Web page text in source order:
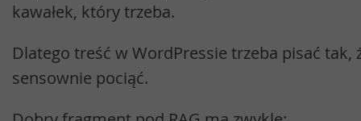
kawałek, który trzeba.
Dlatego treść w WordPressie trzeba pisać tak,
sensownie pociąć.